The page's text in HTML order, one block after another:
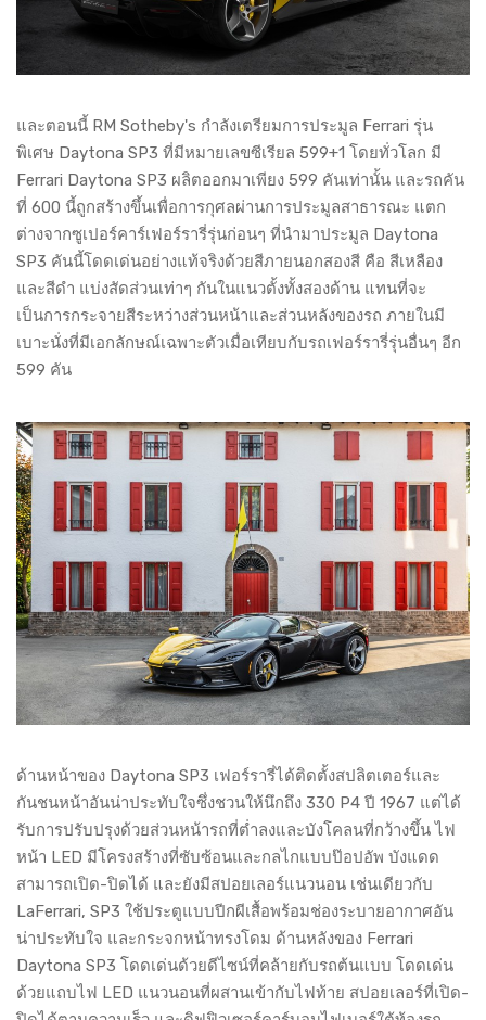
และตอนนี้ RM Sotheby's กำลังเตรียมการประมูล Ferrari รุ่น
พิเศษ Daytona SP3 ที่มีหมายเลขซีเรียล 599+1 โดยทั่วโลก มี
Ferrari Daytona SP3 ผลิตออกมาเพียง 599 คันเท่านั้น และรถคัน
ที่ 600 นี้ถูกสร้างขึ้นเพื่อการกุศลผ่านการประมูลสาธารณะ แตก
ต่างจากซูเปอร์คาร์เฟอร์รารี่รุ่นก่อนๆ ที่นำมาประมูล Daytona
SP3 คันนี้โดดเด่นอย่างแท้จริงด้วยสีภายนอกสองสี คือ สีเหลือง
และสีดำ แบ่งสัดส่วนเท่าๆ กันในแนวตั้งทั้งสองด้าน แทนที่จะ
เป็นการกระจายสีระหว่างส่วนหน้าและส่วนหลังของรถ ภายในมี
เบาะนั่งที่มีเอกลักษณ์เฉพาะตัวเมื่อเทียบกับรถเฟอร์รารี่รุ่นอื่นๆ อีก
599 คัน
ด้านหน้าของ Daytona SP3 เฟอร์รารี่ได้ติดตั้งสปลิตเตอร์และ
กันชนหน้าอันน่าประทับใจซึ่งชวนให้นึกถึง 330 P4 ปี 1967 แต่ได้
รับการปรับปรุงด้วยส่วนหน้ารถที่ต่ำลงและบังโคลนที่กว้างขึ้น ไฟ
หน้า LED มีโครงสร้างที่ซับซ้อนและกลไกแบบป๊อปอัพ บังแดด
สามารถเปิด-ปิดได้ และยังมีสปอยเลอร์แนวนอน เช่นเดียวกับ
LaFerrari, SP3 ใช้ประตูแบบปีกผีเสื้อพร้อมช่องระบายอากาศอัน
น่าประทับใจ และกระจกหน้าทรงโดม ด้านหลังของ Ferrari
Daytona SP3 โดดเด่นด้วยดีไซน์ที่คล้ายกับรถต้นแบบ โดดเด่น
ด้วยแถบไฟ LED แนวนอนที่ผสานเข้ากับไฟท้าย สปอยเลอร์ที่เปิด-